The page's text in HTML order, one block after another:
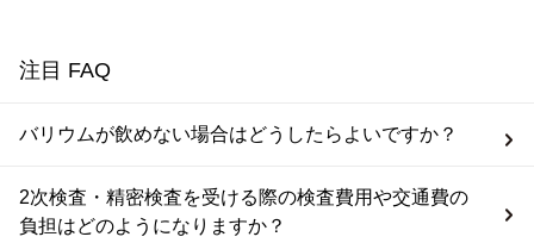
注目 FAQ
バリウムが飲めない場合はどうしたらよいですか？
2次検査・精密検査を受ける際の検査費用や交通費の
負担はどのようになりますか？